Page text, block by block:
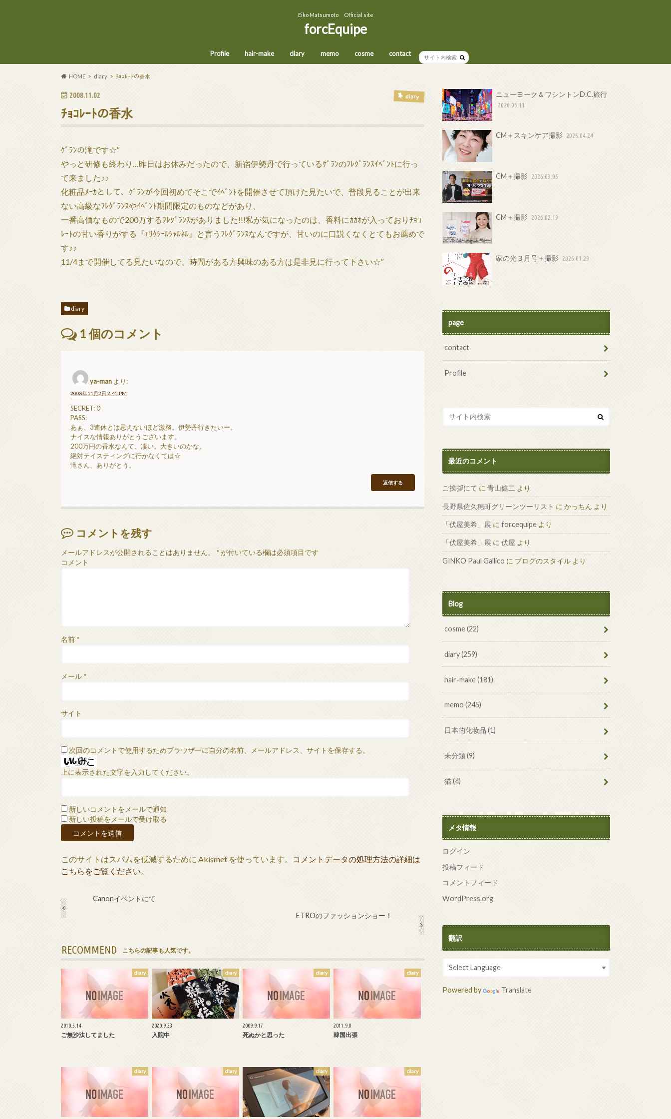
Eiko Matsumoto Official site
forcEquipe
Profile hair-make diary memo cosme contact
HOME diary ﾁｮｺﾚｰﾄの香水
2008.11.02 diary
ﾁｮｺﾚｰﾄの香水
ｹﾞﾗﾝの滝です☆″
やっと研修も終わり…昨日はお休みだったので、新宿伊勢丹で行っているｹﾞﾗﾝのﾌﾚｸﾞﾗﾝｽｲﾍﾞﾝﾄに行っ
て来ました♪♪
化粧品ﾒｰｶとして、ｹﾞﾗﾝが今回初めてそこでｲﾍﾞﾝﾄを開催させて頂けた見たいで、普段見ることが出来
ない高級なﾌﾚｸﾞﾗﾝｽやｲﾍﾞﾝﾄ期間限定のものなどがあり、
一番高価なもので200万するﾌﾚｸﾞﾗﾝｽがありました!!!私が気になったのは、香料にｶｶｵが入っておりﾁｮｺ
ﾚｰﾄの甘い香りがする『ｴﾘｸｼｰﾙｼｬﾙﾈﾙ』と言うﾌﾚｸﾞﾗﾝｽなんですが、甘いのに口説くなくとてもお薦めで
す♪♪
11/4まで開催してる見たいなので、時間がある方興味のある方は是非見に行って下さい☆″
diary
1個のコメント
ya-man より:
2008年11月2日 2:45 PM
SECRET: 0
PASS:
あぁ、3連休とは思えないほど激務。伊勢丹行きたいー。
ナイスな情報ありがとうございます。
200万円の香水なんて、凄い。大きいのかな。
絶対テイスティングに行かなくては☆
滝さん、ありがとう。
返信する
コメントを残す
メールアドレスが公開されることはありません。 *が付いている欄は必須項目です
コメント
名前 *
メール *
サイト
次回のコメントで使用するためブラウザーに自分の名前、メールアドレス、サイトを保存する。
上に表示された文字を入力してください。
新しいコメントをメールで通知
新しい投稿をメールで受け取る
このサイトはスパムを低減するために Akismet を使っています。
コメントデータの処理方法の詳細は
こちらをご覧ください。
Canonイベントにて
ETROのファッションショー！
RECOMMEND こちらの記事も人気です。
diary
2010.5.14
ご無沙汰してました
diary
2020.9.23
入院中
diary
2009.9.17
死ぬかと思った
diary
2011.9.8
韓国出張
diary diary diary diary
ニューヨーク＆ワシントンD.C.旅行
2026.06.11
CM＋スキンケア撮影 2026.04.24
CM＋撮影 2026.03.05
CM＋撮影 2026.02.19
家の光３月号＋撮影 2026.01.29
page
contact
Profile
最近のコメント
ご挨拶にて に 青山健二 より
長野県佐久穂町グリーンツーリスト に かっちん より
「伏屋美希」展 に forcequipe より
「伏屋美希」展 に 伏屋 より
GINKO Paul Gallico に ブログのスタイル より
Blog
cosme(22)
diary(259)
hair-make(181)
memo(245)
日本的化妆品(1)
未分類(9)
猫(4)
メタ情報
ログイン
投稿フィード
コメントフィード
WordPress.org
翻訳
Powered by Translate